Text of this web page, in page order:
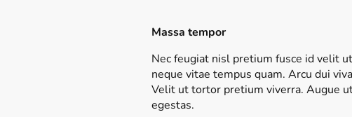
Massa tempor
Nec feugiat nisl pretium fusce id velit
neque vitae tempus quam. Arcu dui
Velit ut tortor pretium viverra. Augue
egestas.